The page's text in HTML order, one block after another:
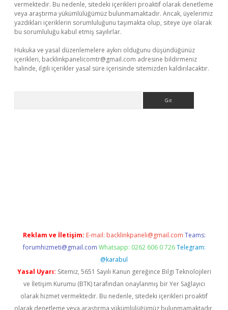
vermektedir. Bu nedenle, sitedeki içerikleri proaktif olarak denetleme
veya araştırma yükümlülüğümüz bulunmamaktadır. Ancak, üyelerimiz
yazdıkları içeriklerin sorumluluğunu taşımakta olup, siteye üye olarak
bu sorumluluğu kabul etmiş sayılırlar.
Hukuka ve yasal düzenlemelere aykırı olduğunu düşündüğünüz
içerikleri, backlinkpanelicomtr@gmail.com adresine bildirmeniz
halinde, ilgili içerikler yasal süre içerisinde sitemizden kaldırılacaktır.
Reklam ve İletişim: E-mail: backlinkpaneli@gmail.com Teams:
forumhizmeti@gmail.com Whatsapp: 0262 606 0 726 Telegram:
@karabul
Yasal Uyarı: Sitemiz, 5651 Sayılı Kanun gereğince Bilgi Teknolojileri
ve İletişim Kurumu (BTK) tarafından onaylanmış bir Yer Sağlayıcı
olarak hizmet vermektedir. Bu nedenle, sitedeki içerikleri proaktif
olarak denetleme veya araştırma yükümlülüğümüz bulunmamaktadır.